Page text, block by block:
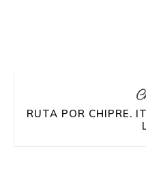
RUTA POR CHIPRE.